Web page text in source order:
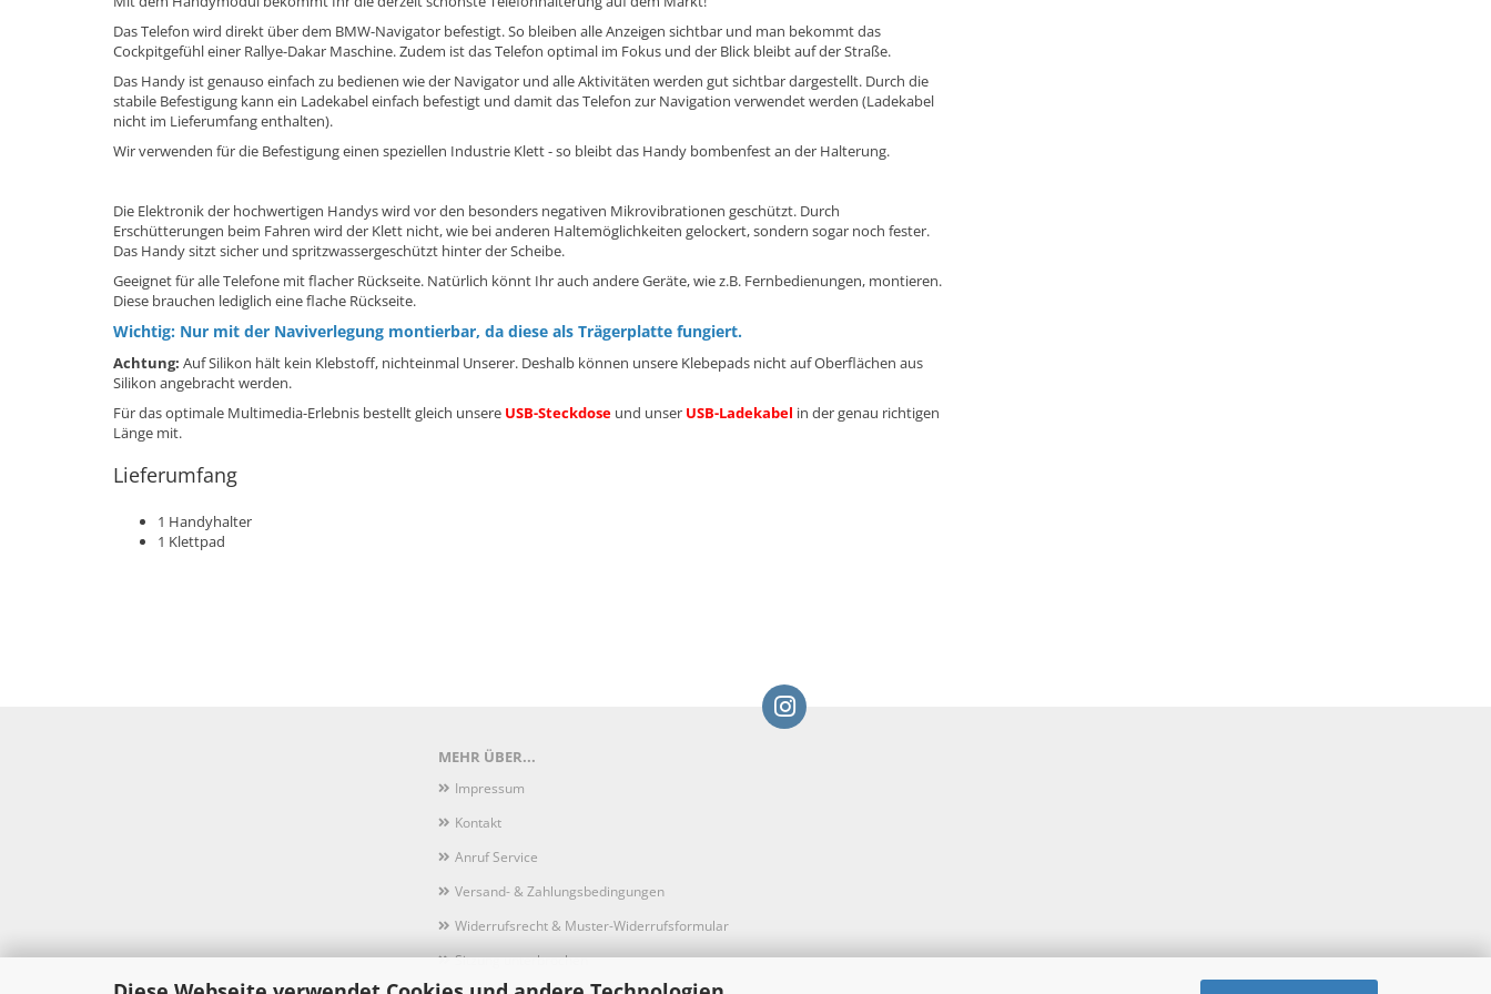
Das Telefon wird direkt über dem BMW-Navigator befestigt. So bleiben alle Anzeigen sichtbar und man bekommt das
Cockpitgefühl einer Rallye-Dakar Maschine. Zudem ist das Telefon optimal im Fokus und der Blick bleibt auf der Straße.
Das Handy ist genauso einfach zu bedienen wie der Navigator und alle Aktivitäten werden gut sichtbar dargestellt. Durch die
stabile Befestigung kann ein Ladekabel einfach befestigt und damit das Telefon zur Navigation verwendet werden (Ladekabel
nicht im Lieferumfang enthalten).
Wir verwenden für die Befestigung einen speziellen Industrie Klett - so bleibt das Handy bombenfest an der Halterung.
Die Elektronik der hochwertigen Handys wird vor den besonders negativen Mikrovibrationen geschützt. Durch
Erschütterungen beim Fahren wird der Klett nicht, wie bei anderen Haltemöglichkeiten gelockert, sondern sogar noch fester.
Das Handy sitzt sicher und spritzwassergeschützt hinter der Scheibe.
Geeignet für alle Telefone mit flacher Rückseite. Natürlich könnt Ihr auch andere Geräte, wie z.B. Fernbedienungen, montieren.
Diese brauchen lediglich eine flache Rückseite.
Wichtig: Nur mit der Naviverlegung montierbar, da diese als Trägerplatte fungiert.
Achtung: Auf Silikon hält kein Klebstoff, nichteinmal Unserer. Deshalb können unsere Klebepads nicht auf Oberflächen aus
Silikon angebracht werden.
Für das optimale Multimedia-Erlebnis bestellt gleich unsere USB-Steckdose und unser USB-Ladekabel in der genau richtigen
Länge mit.
Lieferumfang
1 Handyhalter
1 Klettpad
MEHR ÜBER...
Impressum
Kontakt
Anruf Service
Versand- & Zahlungsbedingungen
Widerrufsrecht & Muster-Widerrufsformular
Sitzung unterbrochen